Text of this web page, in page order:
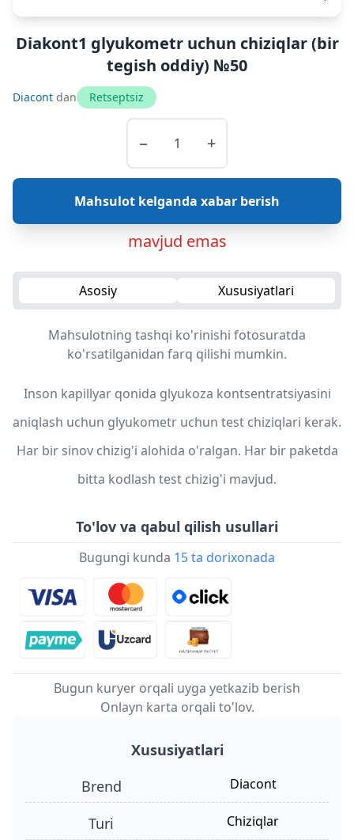
Diakont1 glyukometr uchun chiziqlar (bir
tegish oddiy) №50
Diacont dan Retseptsiz
− +
Mahsulot kelganda xabar berish
mavjud emas
Asosiy Xususiyatlari
Mahsulotning tashqi ko'rinishi fotosuratda
ko'rsatilganidan farq qilishi mumkin.
Inson kapillyar qonida glyukoza kontsentratsiyasini
aniqlash uchun glyukometr uchun test chiziqlari kerak.
Har bir sinov chizig'i alohida o'ralgan. Har bir paketda
bitta kodlash test chizig'i mavjud.
To'lov va qabul qilish usullari
Bugungi kunda 15 ta dorixonada
Bugun kuryer orqali uyga yetkazib berish
Onlayn karta orqali to'lov.
Xususiyatlari
Brend
Diacont
turi chiziqlar